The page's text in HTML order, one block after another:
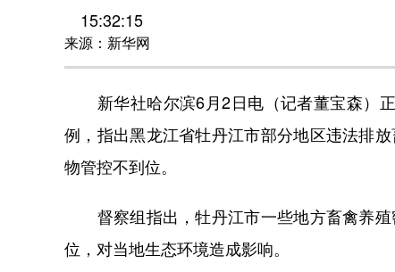
15:32:15
来源：新华网
新华社哈尔滨6月2日电（记者董宝森）正
例，指出黑龙江省牡丹江市部分地区违法排
物管控不到位。
督察组指出，牡丹江市一些地方畜禽养殖
位，对当地生态环境造成影响。